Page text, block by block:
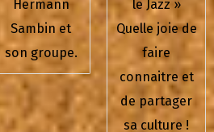
Hermann
Sambin et
son groupe.
le Jazz »
Quelle joie de
faire
connaitre et
de partager
sa culture !